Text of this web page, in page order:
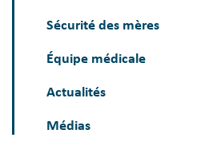
Sécurité des mères
Équipe médicale
Actualités
Médias